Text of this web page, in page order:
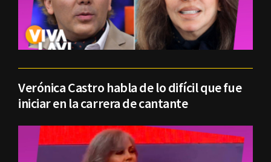
Verónica Castro habla de lo difícil que fue
iniciar en la carrera de cantante